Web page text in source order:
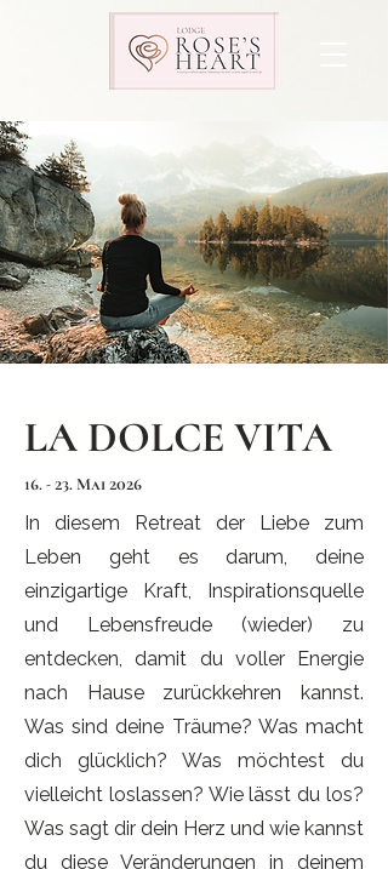
LA DOLCE VITA
16. - 23. Mai 2026
In diesem Retreat der Liebe zum
Leben geht es darum, deine
einzigartige Kraft, Inspirationsquelle
und Lebensfreude (wieder) zu
entdecken, damit du voller Energie
nach Hause zurückkehren kannst.
Was sind deine Träume? Was macht
dich glücklich? Was möchtest du
vielleicht loslassen? Wie lässt du los?
Was sagt dir dein Herz und wie kannst
du diese Veränderungen in deinem